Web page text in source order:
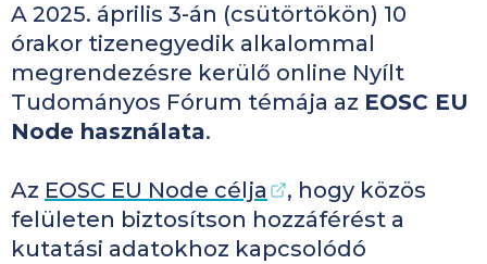
A 2025. április 3-án (csütörtökön) 10
órakor tizenegyedik alkalommal
megrendezésre kerülő online Nyílt
Tudományos Fórum témája az EOSC EU
Node használata.
Az EOSC EU Node célja
, hogy közös
felületen biztosítson hozzáférést a
kutatási adatokhoz kapcsolódó